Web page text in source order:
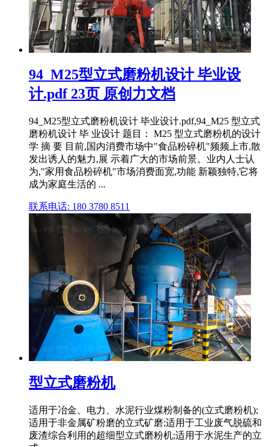
94_M25型立式磨粉机设计 毕业设
计.pdf 23页 原创力文档
94_M25型立式磨粉机设计 毕业设计.pdf,94_M25 型立式
磨粉机设计 毕 业设计 题目： M25 型立式磨粉机的设计
学 摘 要 目前,国内消费市场中"食品粉碎机"频频上市,散
发出诱人的魅力,展 示着广大的市场前景。业内人士认
为,"家用食品粉碎机"市场消费面宽,功能 新颖独特,它将
成为家庭生活的 ...
联系电话: 180 3780 8511
型立式磨粉机
适用于冶金、电力、水泥行业煤粉制备的(立式磨粉机);
适用于非金属矿粉磨的立式矿磨;适用于工业废气脱硫和
废渣综合利用的超细型立式磨粉机;适用于水泥生产的立